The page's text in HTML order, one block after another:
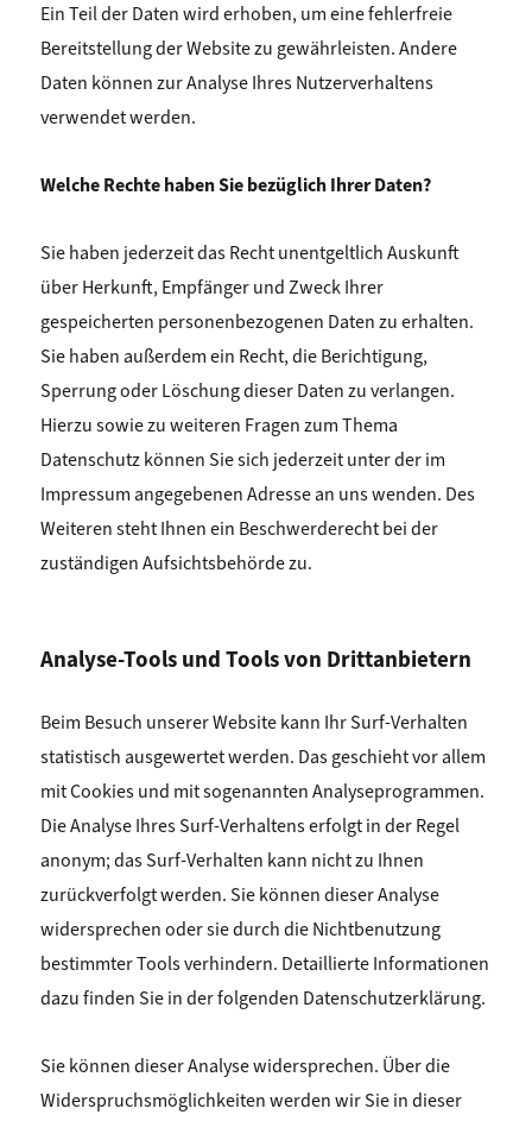
Ein Teil der Daten wird erhoben, um eine fehlerfreie
Bereitstellung der Website zu gewährleisten. Andere
Daten können zur Analyse Ihres Nutzerverhaltens
verwendet werden.
Welche Rechte haben Sie bezüglich Ihrer Daten?
Sie haben jederzeit das Recht unentgeltlich Auskunft
über Herkunft, Empfänger und Zweck Ihrer
gespeicherten personenbezogenen Daten zu erhalten.
Sie haben außerdem ein Recht, die Berichtigung,
Sperrung oder Löschung dieser Daten zu verlangen.
Hierzu sowie zu weiteren Fragen zum Thema
Datenschutz können Sie sich jederzeit unter der im
Impressum angegebenen Adresse an uns wenden. Des
Weiteren steht Ihnen ein Beschwerderecht bei der
zuständigen Aufsichtsbehörde zu.
Analyse-Tools und Tools von Drittanbietern
Beim Besuch unserer Website kann Ihr Surf-Verhalten
statistisch ausgewertet werden. Das geschieht vor allem
mit Cookies und mit sogenannten Analyseprogrammen.
Die Analyse Ihres Surf-Verhaltens erfolgt in der Regel
anonym; das Surf-Verhalten kann nicht zu Ihnen
zurückverfolgt werden. Sie können dieser Analyse
widersprechen oder sie durch die Nichtbenutzung
bestimmter Tools verhindern. Detaillierte Informationen
dazu finden Sie in der folgenden Datenschutzerklärung.
Sie können dieser Analyse widersprechen. Über die
Widerspruchsmöglichkeiten werden wir Sie in dieser